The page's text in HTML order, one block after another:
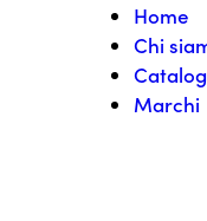
Home
Chi
Marchi